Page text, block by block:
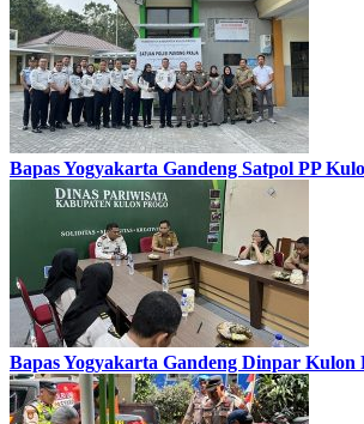
Bapas Yogyakarta Gandeng Satpol PP
Bapas Yogyakarta Gandeng Dinpar